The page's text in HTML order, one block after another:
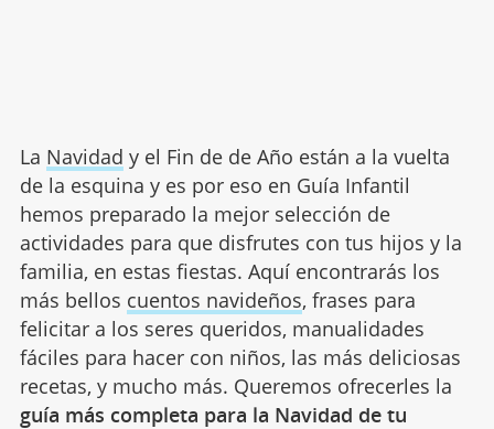
La Navidad y el Fin de de Año están a la vuelta
de la esquina y es por eso en Guía Infantil
hemos preparado la mejor selección de
actividades para que disfrutes con tus hijos y la
familia, en estas fiestas. Aquí encontrarás los
más bellos cuentos navideños, frases para
felicitar a los seres queridos, manualidades
fáciles para hacer con niños, las más deliciosas
recetas, y mucho más. Queremos ofrecerles la
guía más completa para la Navidad de tu